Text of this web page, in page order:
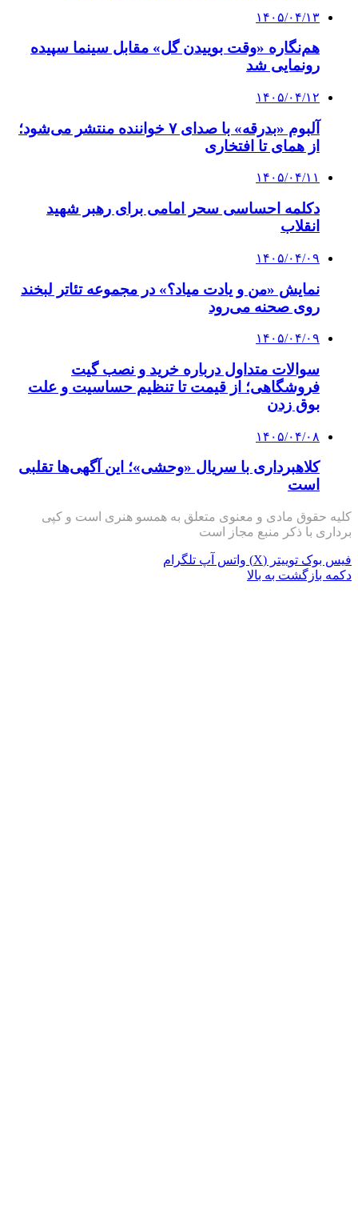
۱۴۰۵/۰۴/۱۳
هم‌نگاره «وقت بوییدن گل» مقابل سینما سپیده
رونمایی شد
۱۴۰۵/۰۴/۱۲
آلبوم «بدرقه» با صدای ۷ خواننده منتشر می‌شود؛
از همای تا افتخاری
۱۴۰۵/۰۴/۱۱
دکلمه‌ احساسی سحر امامی برای رهبر شهید
انقلاب
۱۴۰۵/۰۴/۰۹
نمایش «من و یادت میاد؟» در مجموعه تئاتر لبخند
روی صحنه می‌رود
۱۴۰۵/۰۴/۰۹
سوالات متداول درباره خرید و نصب گیت
فروشگاهی؛ از قیمت تا تنظیم حساسیت و علت
بوق زدن
۱۴۰۵/۰۴/۰۸
کلاهبرداری با سریال «وحشی»؛ این آگهی‌ها تقلبی
است
کلیه حقوق مادی و معنوی متعلق به همسو هنری است و کپی
برداری با ذکر منبع مجاز است
فیس بوک توییتر (X) واتس آپ تلگرام
دکمه بازگشت به بالا